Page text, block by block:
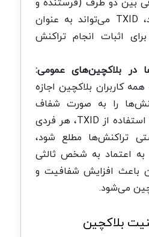
گیرنده) رخ دهد، TXID می‌تواند به عنوان
اثبات انجام تراکنش
در بلاکچین‌های عمومی:
کاربران بلاکچین اجازه
را به صورت شفاف
مشاهده کنند. با استفاده از TXID، هر فردی
تراکنش‌ها مطلع شود،
به اعتماد به شخص ثالثی
باعث افزایش شفافیت و
می‌شود.